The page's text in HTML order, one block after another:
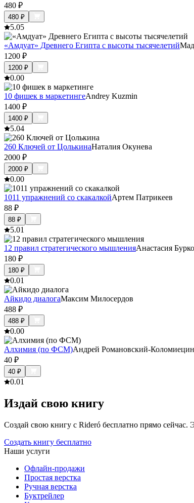
480 ₽
480 ₽
5.05
«Амдуат» Древнего Египта с высоты тысячелетий
1200 ₽
1200 ₽
0.00
10 фишек в маркетингеAndrey Kuzmin
1400 ₽
1400 ₽
5.04
260 Ключей от ЦолькинаНаталия Окунева
2000 ₽
2000 ₽
0.00
1011 упражнений со скакалкойАртем Патрикеев
88 ₽
88 ₽
5.01
12 правил стратегического мышленияАнастасия
180 ₽
180 ₽
0.01
Айкидо диалогаМаксим Милосердов
488 ₽
488 ₽
0.00
Алхимия (по ФСМ)Андрей Романовский-
40 ₽
40 ₽
0.01
Издай свою книгу
Создай свою книгу с Rideró бесплатно прямо сейчас.
Создать книгу бесплатно
Наши услуги
Офлайн-продажи
Простая верстка
Ручная верстка
Буктрейлер